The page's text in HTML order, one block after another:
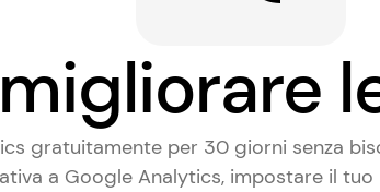
gratuitamente per 30 giorni senza
a Google Analytics, impostare il